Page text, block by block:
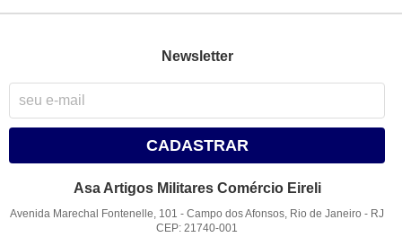
Newsletter
CADASTRAR
Asa Artigos Militares Comércio Eireli
Avenida Marechal Fontenelle, 101 -Campo dos Afonsos, Rio de Janeiro - RJ
CEP: 21740-001